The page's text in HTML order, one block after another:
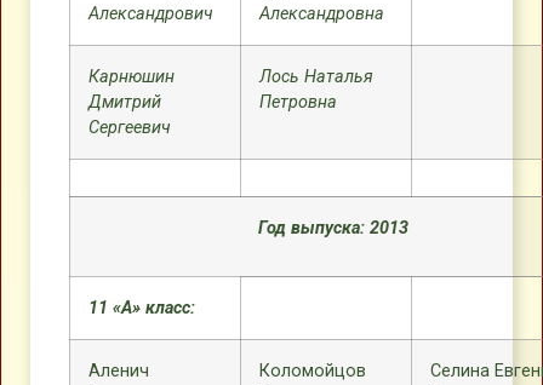
Александрович
Александровна
Карнюшин
Дмитрий
Сергеевич
Лось Наталья
Петровна
Год выпуска: 2013
11 «А» класс:
Аленич
Коломойцов
Селина